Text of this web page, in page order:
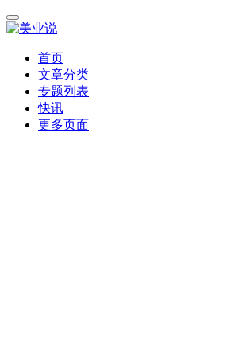
首页
文章分类
专题列表
快讯
更多页面